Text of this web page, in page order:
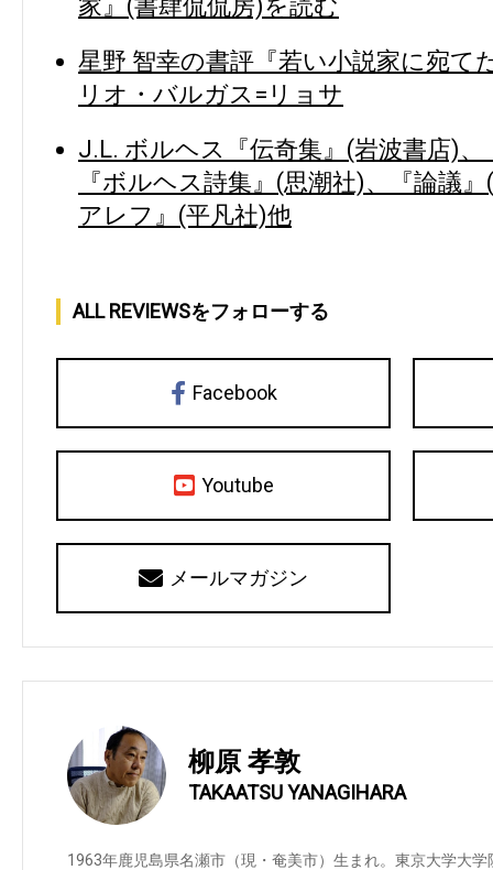
家』(書肆侃侃房)を読む
星野 智幸の書評『若い小説家に宛て
リオ・バルガス=リョサ
J.L. ボルヘス『伝奇集』(岩波書店)
『ボルヘス詩集』(思潮社)、『論議
アレフ』(平凡社)他
ALL REVIEWSをフォローする
Facebook
Youtube
メールマガジン
柳原 孝敦
TAKAATSU YANAGIHARA
1963年鹿児島県名瀬市（現・奄美市）生まれ。東京大学大